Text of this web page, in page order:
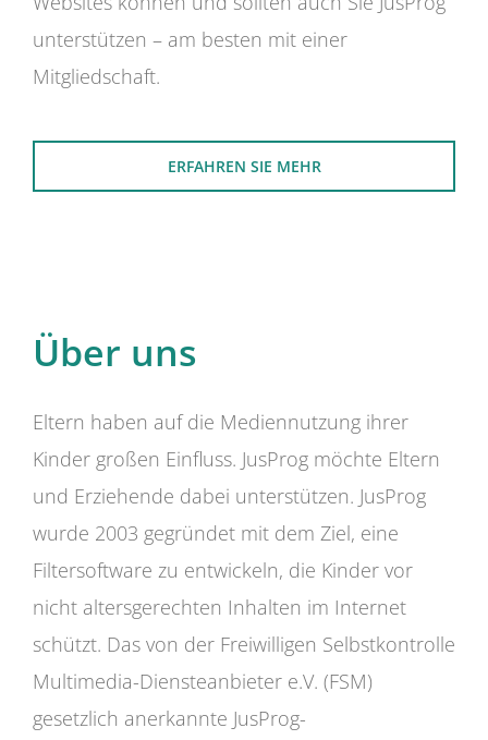
unterstützen – am besten mit einer
Mitgliedschaft.
ERFAHREN SIE MEHR
Über uns
Eltern haben auf die Mediennutzung ihrer
Kinder großen Einfluss. JusProg möchte Eltern
und Erziehende dabei unterstützen. JusProg
wurde 2003 gegründet mit dem Ziel, eine
Filtersoftware zu entwickeln, die Kinder vor
nicht altersgerechten Inhalten im Internet
schützt. Das von der Freiwilligen Selbstkontrolle
Multimedia-Diensteanbieter e.V. (FSM)
gesetzlich anerkannte JusProg-